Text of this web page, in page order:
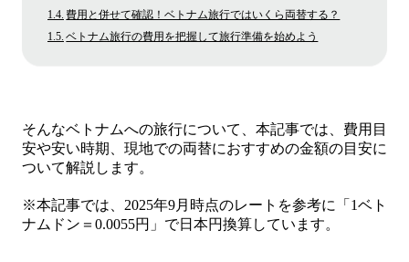
費用と併せて確認！ベトナム旅行ではいくら両替する？
ベトナム旅行の費用を把握して旅行準備を始めよう
そんなベトナムへの旅行について、本記事では、費用目
安や安い時期、現地での両替におすすめの金額の目安に
ついて解説します。
※本記事では、2025年9月時点のレートを参考に「1ベト
ナムドン＝0.0055円」で日本円換算しています。